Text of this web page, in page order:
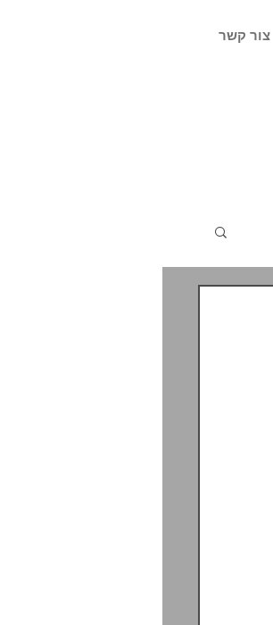
צור קשר